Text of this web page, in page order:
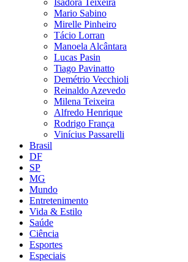
Isadora Teixeira
Mario Sabino
Mirelle Pinheiro
Tácio Lorran
Manoela Alcântara
Lucas Pasin
Tiago Pavinatto
Demétrio Vecchioli
Reinaldo Azevedo
Milena Teixeira
Alfredo Henrique
Rodrigo França
Vinícius Passarelli
Brasil
DF
SP
MG
Mundo
Entretenimento
Vida & Estilo
Saúde
Ciência
Esportes
Especiais